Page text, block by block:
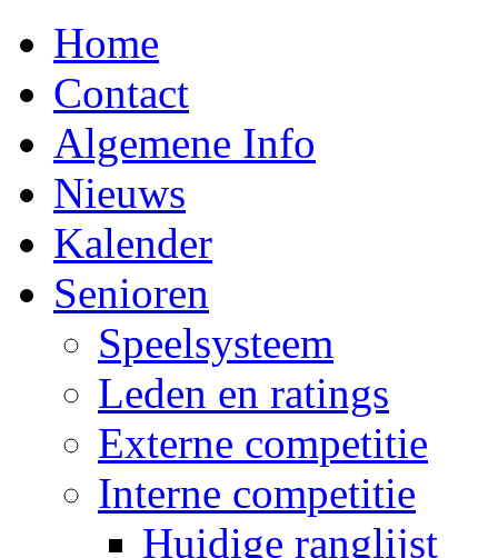
Home
Contact
Algemene Info
Nieuws
Kalender
Senioren
Speelsysteem
Leden en ratings
Externe competitie
Interne competitie
Huidige ranglijst